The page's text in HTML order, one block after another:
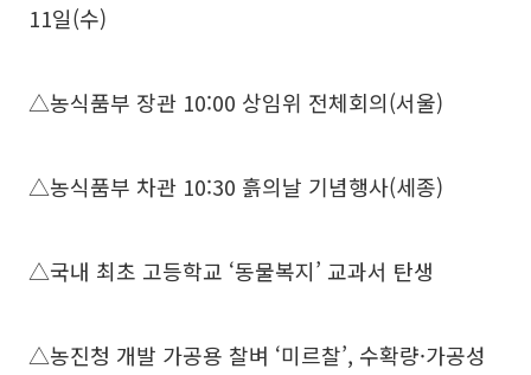
11일(수)
△농식품부 장관 10:00 상임위 전체회의(서울)
△농식품부 차관 10:30 흙의날 기념행사(세종)
△국내 최초 고등학교 ‘동물복지’ 교과서 탄생
△농진청 개발 가공용 찰벼 ‘미르찰’, 수확량·가공성